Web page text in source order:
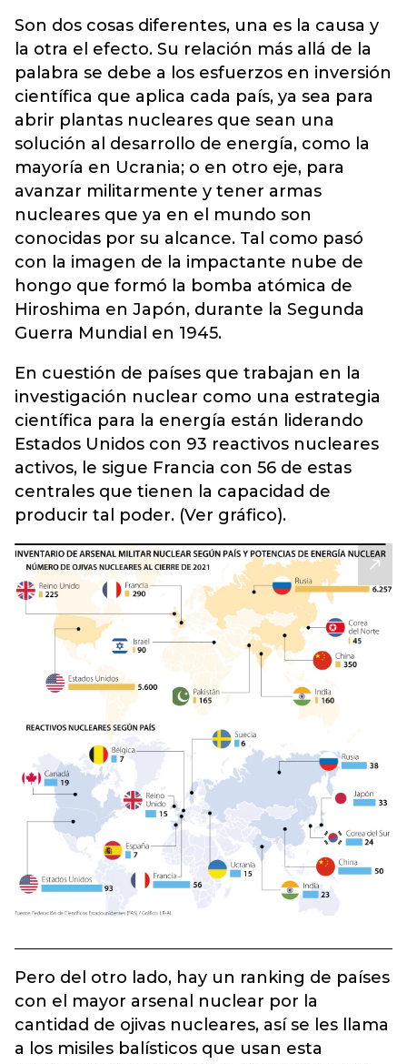
Son dos cosas diferentes, una es la causa y
la otra el efecto. Su relación más allá de la
palabra se debe a los esfuerzos en inversión
científica que aplica cada país, ya sea para
abrir plantas nucleares que sean una
solución al desarrollo de energía, como la
mayoría en Ucrania; o en otro eje, para
avanzar militarmente y tener armas
nucleares que ya en el mundo son
conocidas por su alcance. Tal como pasó
con la imagen de la impactante nube de
hongo que formó la bomba atómica de
Hiroshima en Japón, durante la Segunda
Guerra Mundial en 1945.
En cuestión de países que trabajan en la
investigación nuclear como una estrategia
científica para la energía están liderando
Estados Unidos con 93 reactivos nucleares
activos, le sigue Francia con 56 de estas
centrales que tienen la capacidad de
producir tal poder. (Ver gráfico).
Pero del otro lado, hay un ranking de países
con el mayor arsenal nuclear por la
cantidad de ojivas nucleares, así se les llama
a los misiles balísticos que usan esta